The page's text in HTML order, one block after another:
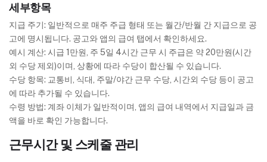
세부항목
지급 주기: 일반적으로 매주 주급 형태 또는 월간/반월 간 지급으로 공
고에 명시됩니다. 공고와 앱의 급여 탭에서 확인하세요.
예시 계산: 시급 1만원, 주 5일 4시간 근무 시 주급은 약 20만원(시간
외 수당 제외)이며, 상황에 따라 수당이 합산될 수 있습니다.
수당 항목: 교통비, 식대, 주말/야간 근무 수당, 시간외 수당 등이 공고
에 따라 추가될 수 있습니다.
수령 방법: 계좌 이체가 일반적이며, 앱의 급여 내역에서 지급일과 금
액을 바로 확인 가능합니다.
근무시간 및 스케줄 관리